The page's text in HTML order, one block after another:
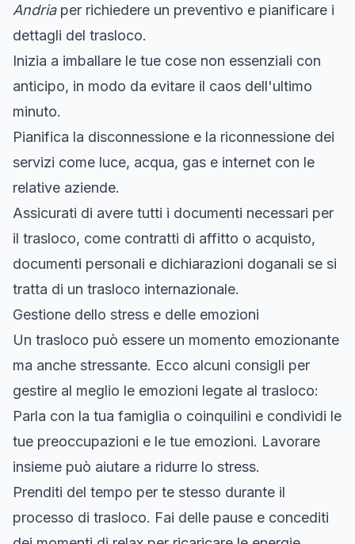
Andriaper richiedere un preventivo e pianificare i
dettagli del trasloco.
Inizia a imballare le tue cose non essenziali con
anticipo, in modo da evitare il caos dell'ultimo
minuto.
Pianifica la disconnessione e la riconnessione dei
servizi come luce, acqua, gas e internet con le
relative aziende.
Assicurati di avere tutti i documenti necessari per
il trasloco, come contratti di affitto o acquisto,
documenti personali e dichiarazioni doganali se si
tratta di un trasloco internazionale.
Gestione dello stress e delle emozioni
Un trasloco può essere un momento emozionante
ma anche stressante. Ecco alcuni consigli per
gestire al meglio le emozioni legate al trasloco:
Parla con la tua famiglia o coinquilini e condividi le
tue preoccupazioni e le tue emozioni. Lavorare
insieme può aiutare a ridurre lo stress.
Prenditi del tempo per te stesso durante il
processo di trasloco. Fai delle pause e concediti